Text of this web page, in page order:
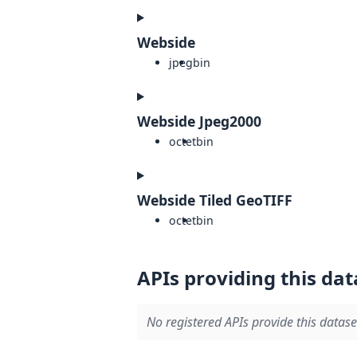
Webside
jpegbin
Webside Jpeg2000
octetbin
Webside Tiled GeoTIFF
octetbin
APIs providing this
No registered APIs provide this